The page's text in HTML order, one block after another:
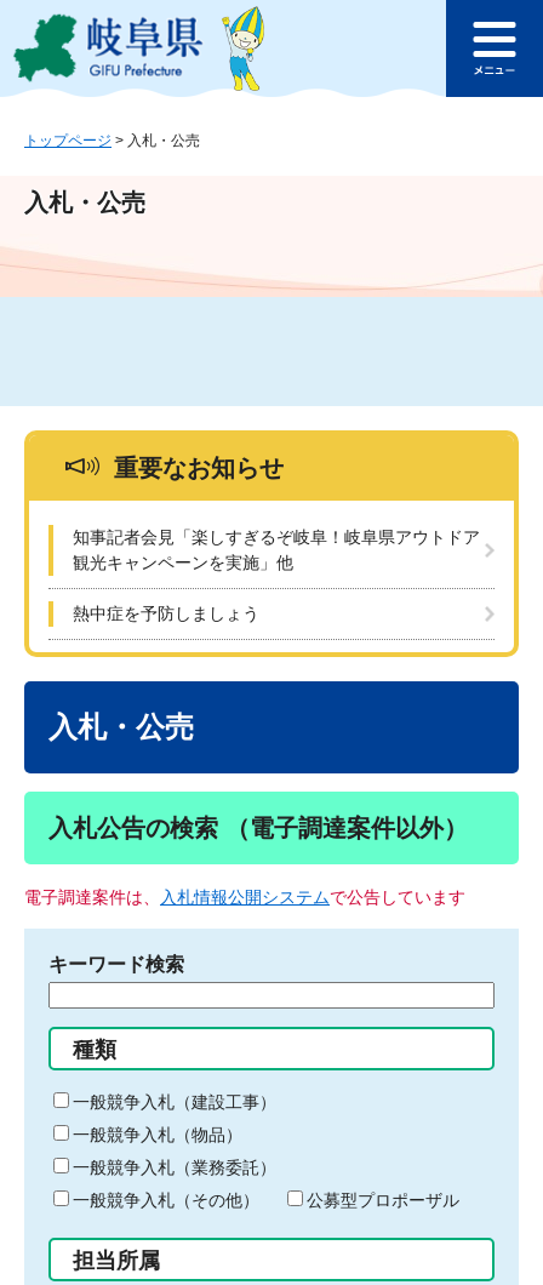
ジ
ュ
文
このページの本文へ
ュ
トップページ > 入札・公売
入札・公売
重要なお知らせ
知事記者会見「楽しすぎるぞ岐阜！岐阜県アウトドア
観光キャンペーンを実施」他
熱中症を予防しましょう
入札・公売
入札公告の検索 （電子調達案件以外）
電子調達案件は、 入札情報公開システムで公告しています
キーワード検索
る
キ
ー
ワ
ー
ド
入
力
種類
一般競争入札（建設工事）
一般競争入札（物品）
一般競争入札（業務委託）
一般競争入札（その他）
公募型プロポーザル
担当所属